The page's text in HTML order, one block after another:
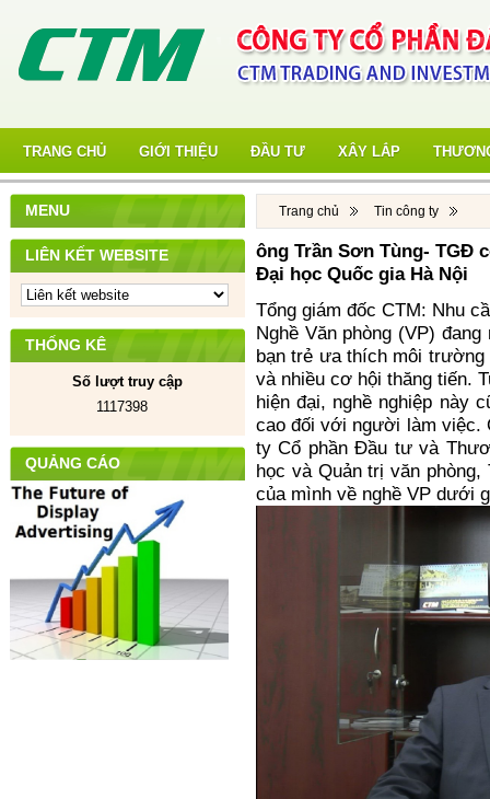
TRANG CHỦ GIỚI THIỆU ĐẦU TƯ XÂY LẮP
MENU
LIÊN KẾT WEBSITE
THỐNG KÊ
Số lượt truy cập
1117398
QUẢNG CÁO
Trang chủ Tin công ty
ông Trần Sơn Tùng- TGĐ
Đại học Quốc gia Hà Nội
Tổng giám đốc CTM: Nhu
Nghề Văn phòng (VP)
bạn trẻ ưa thích môi
và nhiều cơ hội thăng tiến.
hiện đại, nghề nghiệp này
cao đối với người làm việc.
ty Cổ phần Đầu tư và
học và Quản trị văn
của mình về nghề VP dưới